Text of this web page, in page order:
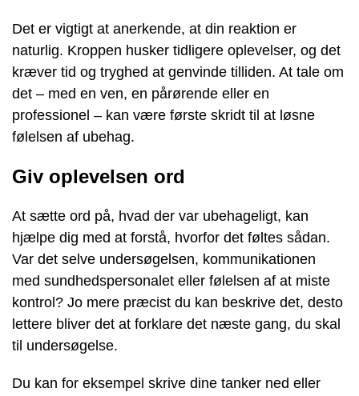
Det er vigtigt at anerkende, at din reaktion er
naturlig. Kroppen husker tidligere oplevelser, og det
kræver tid og tryghed at genvinde tilliden. At tale om
det – med en ven, en pårørende eller en
professionel – kan være første skridt til at løsne
følelsen af ubehag.
Giv oplevelsen ord
At sætte ord på, hvad der var ubehageligt, kan
hjælpe dig med at forstå, hvorfor det føltes sådan.
Var det selve undersøgelsen, kommunikationen
med sundhedspersonalet eller følelsen af at miste
kontrol? Jo mere præcist du kan beskrive det, desto
lettere bliver det at forklare det næste gang, du skal
til undersøgelse.
Du kan for eksempel skrive dine tanker ned eller